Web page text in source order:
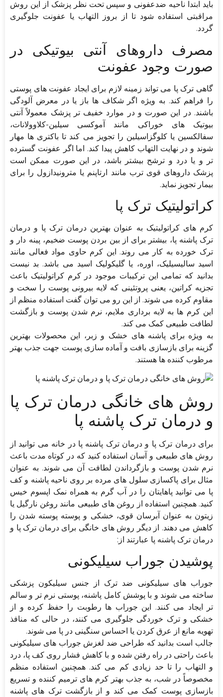
باید ابتدا ناحیه ضدعفونی و سپس تحت نظر پزشک از این روش
مراقبتی استفاده شود تا از بروز التهاب یا عفونت جلوگیری
گردد.
مصرف داروهای آنتی بیوتیکی در
صورت وجود عفونت
گاهی ترک پا می تواند زمینه لازم برای ایجاد عفونت های پوستی
را فراهم کند. به ویژه اگر شکاف ها باز یا در معرض آلودگی
باشند. در این صورت و در موارد خفیف تر پزشک معمولاً آنتی
بیوتیک های خوراکی مانند آموکسی سیلین-کلاوولانات،
سفالکسین یا کلوگزاسیلین را تجویز می کند تا باکتری ها مهار
شوند و در نهایت التهاب کاهش پیدا کند. اما اگر عفونت گسترده
تر و یا درد و ترشح بیشتر باشد، در این صورت ممکن است
پزشک داروهای قوی ترب مانند ارتاپنم یا مترونیدازول را برای
بیمار تجویز نماید.
کراتولیتیک ترک پا
کرم های کراتولیتیک به عنوان بهترین درمان ترک پا و درمان
ترک پاشنه پا، بیشتر برای از بین بردن پوست ضخیم، پینه دار و
ترک خورده به کار می روند. این کرم حاوی مواد فعالی مانند
اسید سالیسیلیک، اوره، یا گلیکولیک اسید می باشد. بد نیست
بدانید که تمامی این ترکیبات موجود در کرم کراتولیتیک باعث
تجزیه کراتین، یعنی پروتئینی که لایه بیرونی پوست را سخت و
مقاوم کرده می شوند. از این رو می توان گفت استفاده منظم از
این کرم ها به لایه برداری ملایم، نرم شدن پوست و بازگشت
لطافت طبیعی کمک می کند.
به ویژه برای پاشنه های خشک و زبر، این محصولات بهترین
گزینه برای بازسازی بافت و آماده سازی پوست جهت جذب بهتر
مرطوب کننده ها هستند.
روش های خانگی درمان ترک پا
و درمان ترک پاشنه پا
برای درمان ترک پا و درمان ترک پاشنه پا در خانه می توانید از
روش های طبیعی و آسان استفاده کنید که در کوتاه مدت باعث
نرم شدن پوست و بازگرداندن لطافت آن می شوند. به عنوان
مثال برای پاکسازی سلول های مرده بر روی ناحیه پاشنه و کف
پا می توانید پاهایتان را در آب گرم به همراه نمک اپسوم خیس
کنید. همچنین استفاده از روغن های طبیعی مانند روغن نارگیل یا
زیتون به عنوان آبرسان قوی، خشکی و پوسته پوسته شدن را
کاهش می دهند. از دیگر روش های خانگی برای درمان ترک پا و
درمان ترک پاشنه پا عبارتند از:
پوشیدن جوراب سیلیکونی
جوراب های سیلیکونی ضد ترک از جنس سیلیکون پزشکی
ساخته می شوند و با پوشش کامل پاشنه، پوستی نرم تر و سالم
تر ایجاد می کنند. این جوراب ها رطوبت را حفظ کرده و از
خشکی و ترک خوردگی جلوگیری می کنند، در حالی که منافذ
تهویه مانع از عرق کردن یا احساس سنگینی در پا می شوند.
جالب است بدانید که طراحی ضد لغزش جوراب های سیلیکونی
باعث راحتی در راه رفتن شده و با کاهش فشار روی کف پا، درد
و التهاب را تا حد زیادی کم می کند. همچنین استفاده منظم
مخصوصاً در شب، به جذب بهتر کرم های ترمیم کننده و تسریع
بازسازی پوست کمک می کند و از بازگشت ترک های پاشنه